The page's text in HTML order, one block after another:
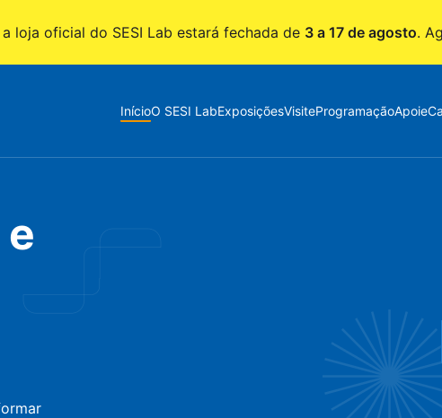
loja oficial do SESI Lab estará fechada de 3 a 17 de agosto.
InícioO SESI LabExposiçõesVisiteProgramaçãoApoie